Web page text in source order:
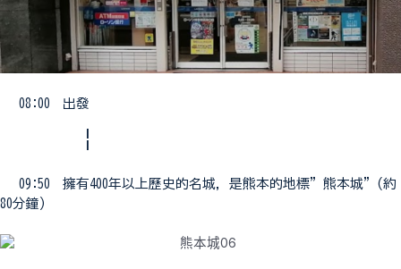
08:00 出發
¦
09:50 擁有400年以上歷史的名城，是熊本的地標”熊本城”(約
80分鐘)